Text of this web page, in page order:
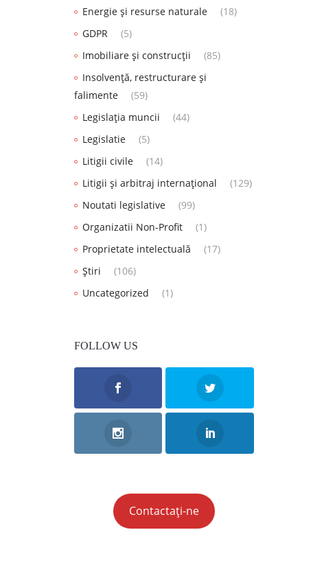
Energie și resurse naturale
(18)
GDPR
(5)
Imobiliare și construcții
(85)
Insolvență, restructurare și
falimente
(59)
Legislația muncii
(44)
Legislatie
(5)
Litigii civile
(14)
Litigii și arbitraj internațional
(129)
Noutati legislative
(99)
Organizatii Non-Profit
(1)
Proprietate intelectuală
(17)
Știri
(106)
Uncategorized
(1)
FOLLOW US
Contactați-ne